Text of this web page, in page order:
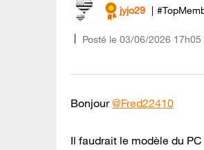
jyjo29
Posté le ‎03/06/2026 17h05
Bonjour@Fred22410
Il faudrait le modèle du